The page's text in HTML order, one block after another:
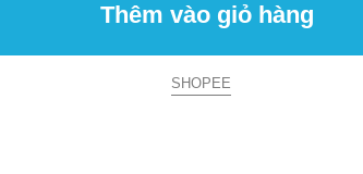
Thêm vào giỏ hàng
SHOPEE